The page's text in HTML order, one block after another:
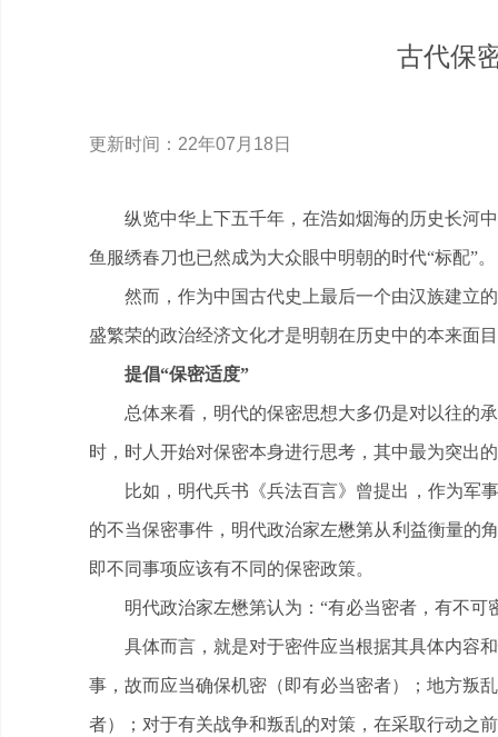
古代保
更新时间：22年07月18日
纵览中华上下五千年，在浩如烟海的历史长河
鱼服绣春刀也已然成为大众眼中明朝的时代“标配”。
然而，作为中国古代史上最后一个由汉族建立
盛繁荣的政治经济文化才是明朝在历史中的本来面
提倡“保密适度”
总体来看，明代的保密思想大多仍是对以往的
时，时人开始对保密本身进行思考，其中最为突出
比如，明代兵书《兵法百言》曾提出，作为军
的不当保密事件，明代政治家左懋第从利益衡量的
即不同事项应该有不同的保密政策。
明代政治家左懋第认为：“有必当密者，有不
具体而言，就是对于密件应当根据其具体内容
事，故而应当确保机密（即有必当密者）；地方叛
者）；对于有关战争和叛乱的对策，在采取行动之